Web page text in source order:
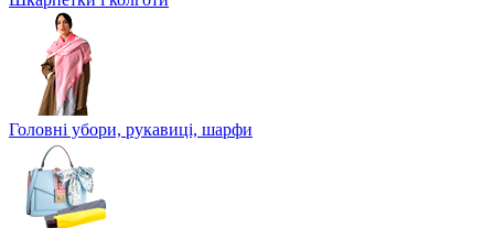
Головні убори, рукавиці, шарфи